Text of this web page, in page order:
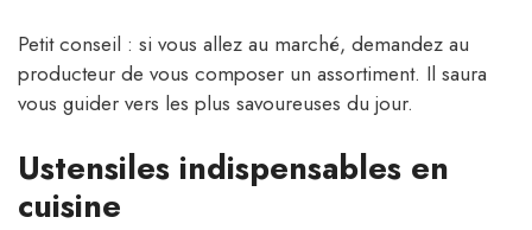
Petit conseil : si vous allez au marché, demandez au
producteur de vous composer un assortiment. Il saura
vous guider vers les plus savoureuses du jour.
Ustensiles indispensables en
cuisine